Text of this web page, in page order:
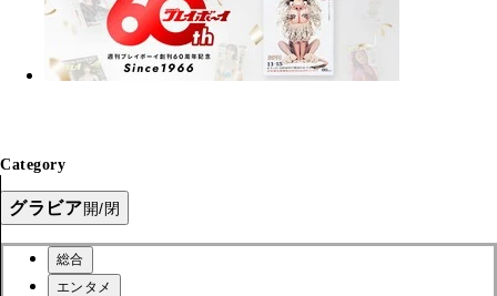
Category
グラビア開/閉
総合
エンタメ